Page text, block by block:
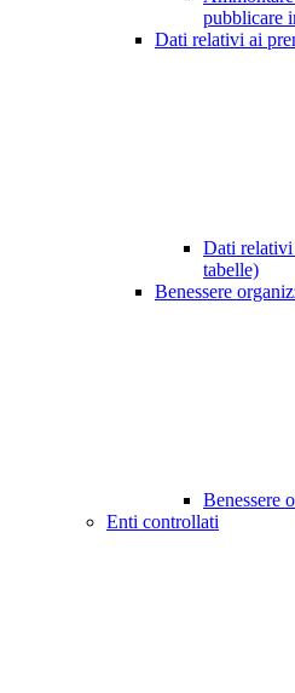
pubblicare
Dati relativi ai
Dati relativi
tabelle)
Benessere
Benessere
Enti controllati